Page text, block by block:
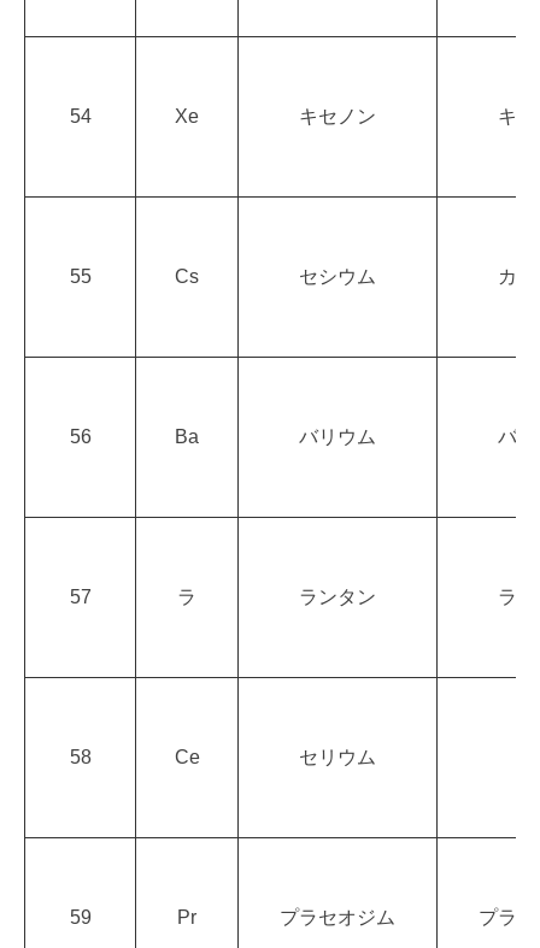
54 Xe キセノン キ
55 Cs セシウム カ
56 Ba バリウム バ
57 ラ ランタン ラ
58 Ce セリウム
59 Pr プラセオジム プラ